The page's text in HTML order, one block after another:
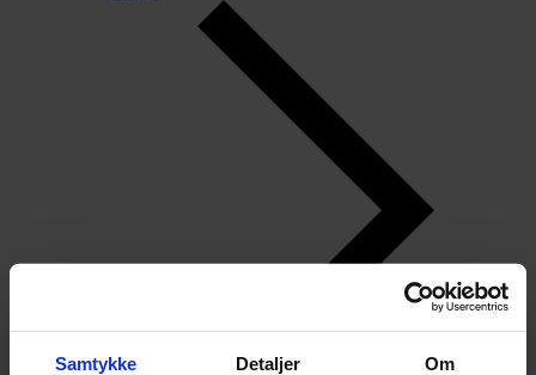
Samtykke Detaljer Om